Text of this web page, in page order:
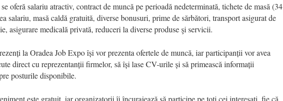
oferă salariu atractiv, contract de muncă pe perioadă nedeterminată, tichete de masă (34
salariu, masă caldă gratuită, diverse bonusuri, prime de sărbători, transport asigurat de
asigurare medicală privată, reduceri la diverse produse şi servicii.
la Oradea Job Expo își vor prezenta ofertele de muncă, iar participanții vor avea
direct cu reprezentanții firmelor, să își lase CV-urile și să primească informații
posturile disponibile.
este gratuit, iar organizatorii îi încurajează să participe pe toți cei interesați, fie că